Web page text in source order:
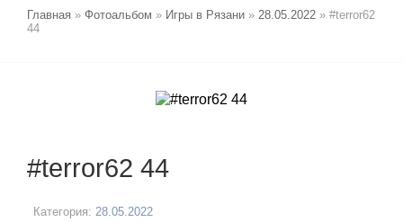
Главная » Фотоальбом » Игры в Рязани » 28.05.2022 » #terror62
44
#terror62 44
Категория: 28.05.2022